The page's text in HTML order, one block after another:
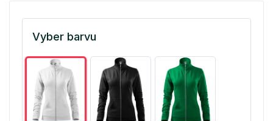
Vyber barvu